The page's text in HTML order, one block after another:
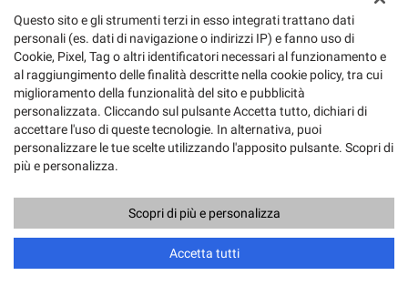
Ultimi arrivi
Questo sito e gli strumenti terzi in esso integrati trattano dati
personali (es. dati di navigazione o indirizzi IP) e fanno uso di
Cookie, Pixel, Tag o altri identificatori necessari al funzionamento e
al raggiungimento delle finalità descritte nella cookie policy, tra cui
miglioramento della funzionalità del sito e pubblicità
personalizzata. Cliccando sul pulsante Accetta tutto, dichiari di
accettare l'uso di queste tecnologie. In alternativa, puoi
personalizzare le tue scelte utilizzando l'apposito pulsante. Scopri di
più e personalizza.
Scopri di più e personalizza
Accetta tutti